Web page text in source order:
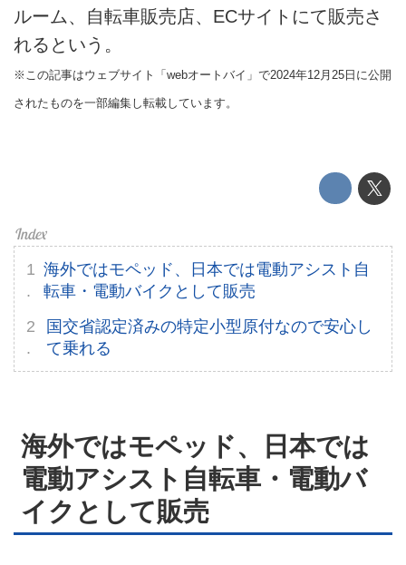
EV
電動バイク
このメディアについて
運営会社
利用規約
プライバシーポリシー
お問い合せ
広告掲載について
ルーム、自転車販売店、ECサイトにて販売さ
れるという。
※この記事はウェブサイト「webオートバイ」で2024年12月25日に公開
されたものを一部編集し転載しています。
海外ではモペッド、日本では電動アシスト自
転車・電動バイクとして販売
国交省認定済みの特定小型原付なので安心し
て乗れる
海外ではモペッド、日本では
電動アシスト自転車・電動バ
イクとして販売